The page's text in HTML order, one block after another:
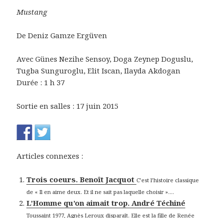
Mustang
De Deniz Gamze Ergüven
Avec Günes Nezihe Sensoy, Doga Zeynep Doguslu,
Tugba Sunguroglu, Elit Iscan, Ilayda Akdogan
Durée : 1 h 37
Sortie en salles : 17 juin 2015
Articles connexes :
Trois coeurs. Benoît Jacquot C’est l’histoire classique
de « Il en aime deux. Et il ne sait pas laquelle choisir »....
L’Homme qu’on aimait trop. André Téchiné
Toussaint 1977, Agnès Leroux disparaît. Elle est la fille de Renée